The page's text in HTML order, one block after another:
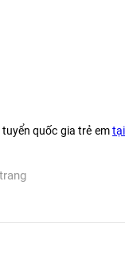
quốc gia trẻ emtại